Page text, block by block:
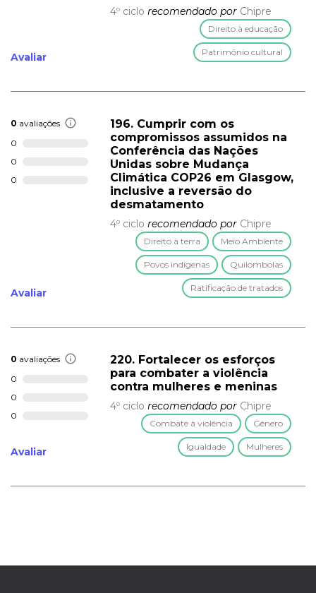
Avaliar
4º ciclo recomendado por Chipre
Direito à educação
Patrimônio cultural
0 avaliações
0
0
0
Avaliar
196. Cumprir com os
compromissos assumidos na
Conferência das Nações
Unidas sobre Mudança
Climática COP26 em Glasgow,
inclusive a reversão do
desmatamento
4º ciclo recomendado por Chipre
Direito à terra Meio Ambiente
Povos indígenas Quilombolas
Ratificação de tratados
0 avaliações
0
0
0
Avaliar
220. Fortalecer os esforços
para combater a violência
contra mulheres e meninas
4º ciclo recomendado por Chipre
Combate à violência Gênero
Igualdade Mulheres